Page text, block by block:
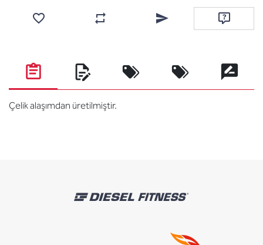
Karşılaştırma listesine ekleArkadaşına e-posta ile
Soru sor
Çelik alaşımdan üretilmiştir.